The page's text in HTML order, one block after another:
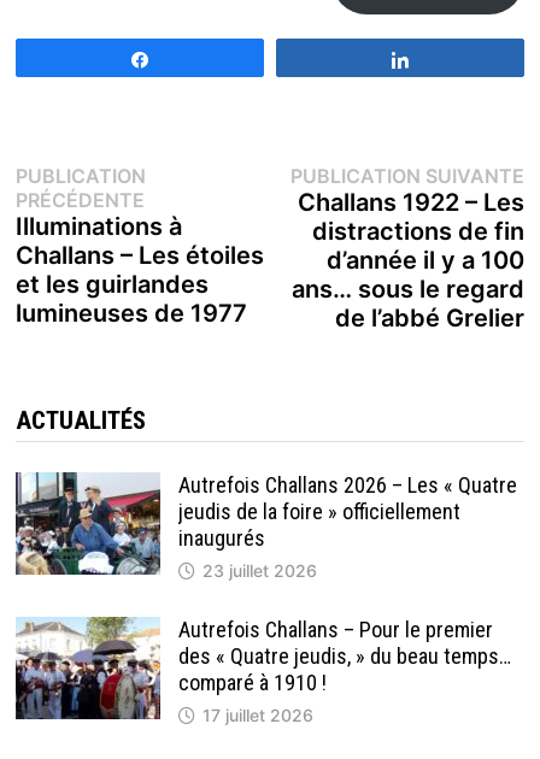
Navigation
de
l’article
PUBLICATION
PRÉCÉDENTEPublication
précédente :
Illuminations à
Challans – Les étoiles
et les guirlandes
lumineuses de 1977
PUBLICATION SUIVANTE
Challans 1922 – Les
distractions de fin
d’année il y a 100
ans… sous le regard
de l’abbé Grelier
ACTUALITÉS
Autrefois Challans 2026 – Les « Quatre
jeudis de la foire » officiellement
inaugurés
23 juillet 2026
Autrefois Challans – Pour le premier
des « Quatre jeudis, » du beau temps…
comparé à 1910 !
17 juillet 2026